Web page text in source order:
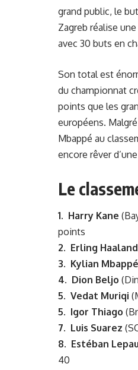
grand public, le
Zagreb réalise
avec 30 buts en
Son total est
du championnat
points que les
européens.
Mbappé au
encore rêver
Le
1. Harry Kane
points
2. Erling Haaland
3. Kylian Mbappé
4. Dion Beljo
5. Vedat Muriqi
5. Igor Thiago
7. Luis Suarez
8. Estéban
40